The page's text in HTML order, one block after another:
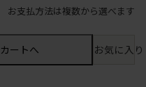
お支払方法は複数から選べます
カートへ お気に入